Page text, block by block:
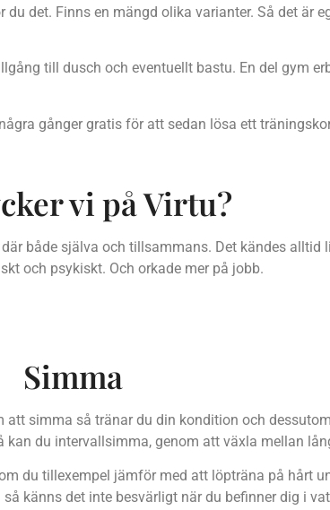
det. Finns en mängd olika varianter. Så det är
till dusch och eventuellt bastu. En del gym
gånger gratis för att sedan lösa ett
vi på Virtu?
både själva och tillsammans. Det kändes alltid
och psykiskt. Och orkade mer på jobb.
Simma
simma så tränar du din kondition och
du intervallsimma, genom att växla mellan
du tillexempel jämför med att löpträna på hårt
känns det inte besvärligt när du befinner dig i